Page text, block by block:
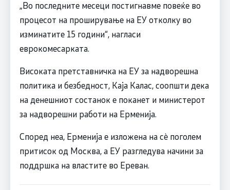
„Во последните месеци постигнавме повеќе во
процесот на проширување на ЕУ отколку во
изминатите 15 години“, нагласи
еврокомесарката.
Високата претставничка на ЕУ за надворешна
политика и безбедност, Каја Калас, соопшти дека
на денешниот состанок е поканет и министерот
за надворешни работи на Ерменија.
Според неа, Ерменија е изложена на сè поголем
притисок од Москва, а ЕУ разгледува начини за
поддршка на властите во Ереван.